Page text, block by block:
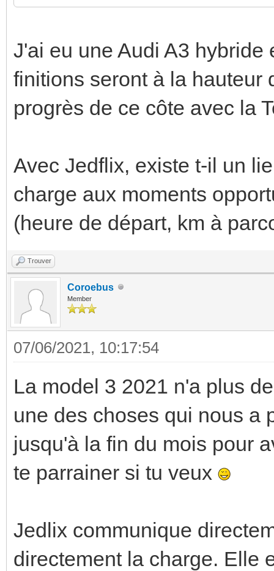
J'ai eu une Audi A3 hybride
finitions seront à la hauteur
progrès de ce côte avec la
Avec Jedflix, existe t-il un
charge aux moments
(heure de départ, km à
Trouver
Coroebus
Member
07/06/2021, 10:17:54
La model 3 2021 n'a plus
une des choses qui nous a
jusqu'à la fin du mois pour
te parrainer si tu veux
Jedlix communique
directement la charge. Elle